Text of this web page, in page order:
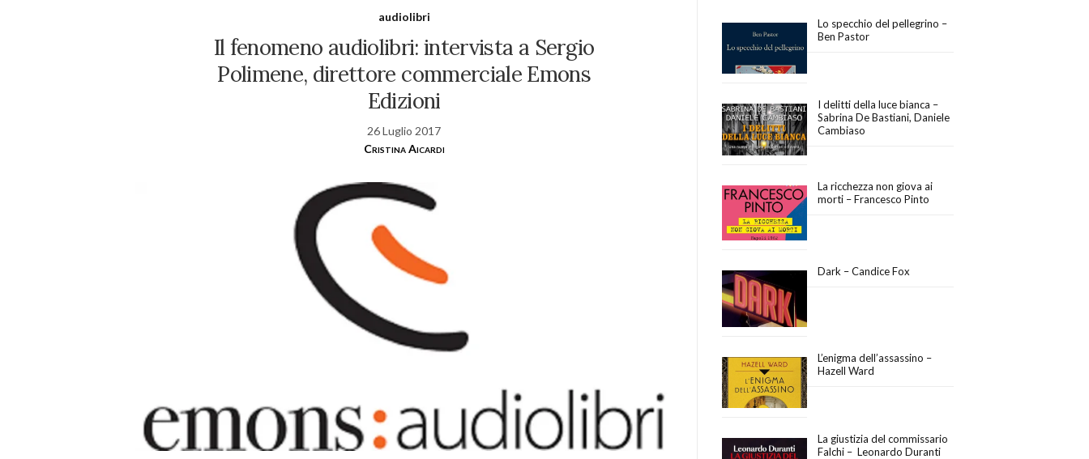
audiolibri
Il fenomeno audiolibri: intervista a Sergio
Polimene, direttore commerciale Emons
Edizioni
26 Luglio 2017
Cristina Aicardi
Lo specchio del pellegrino –
Ben Pastor
I delitti della luce bianca –
Sabrina De Bastiani, Daniele
Cambiaso
La ricchezza non giova ai
morti – Francesco Pinto
Dark – Candice Fox
L’enigma dell’assassino –
Hazell Ward
La giustizia del commissario
Falchi – Leonardo Duranti